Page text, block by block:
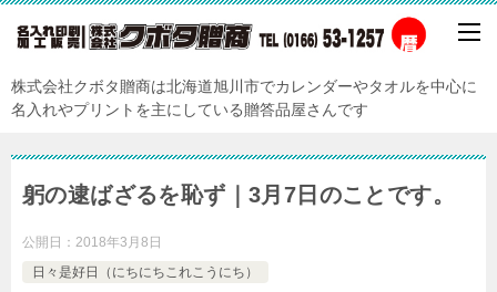
株式会社クボタ贈商は北海道旭川市でカレンダーやタオルを中心に
名入れやプリントを主にしている贈答品屋さんです
躬の逮ばざるを恥ず｜3月7日のことです。
公開日： 2018年3月8日
日々是好日（にちにちこれこうにち）